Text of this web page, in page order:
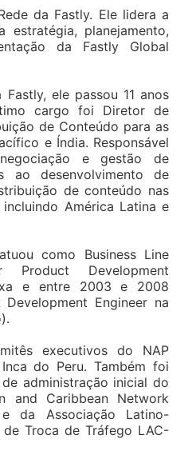
da Fastly. Ele lidera a
estratégia, planejamento,
da Fastly Global
ele passou 11 anos
cargo foi Diretor de
de Conteúdo para as
e Índia. Responsável
e gestão de
ao desenvolvimento de
de conteúdo nas
incluindo América Latina e
como Business Line
Development
e entre 2003 e 2008
Engineer na
executivos do NAP
do Peru. Também foi
administração inicial do
and Caribbean Network
e da Associação Latino-
Troca de Tráfego LAC-